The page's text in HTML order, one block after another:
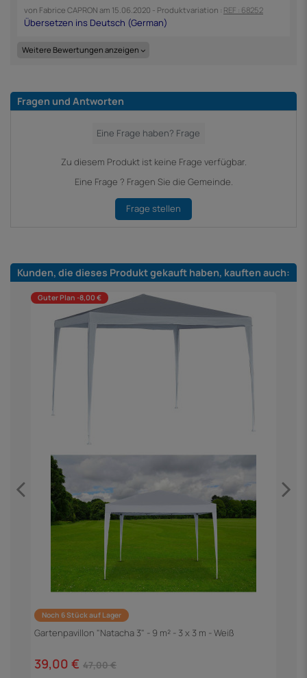
von Fabrice CAPRON am 15.06.2020 - Produktvariation : REF : 68252
Weitere Bewertungen anzeigen
Fragen und Antworten
Zu diesem Produkt ist keine Frage verfügbar.
Eine Frage ? Fragen Sie die Gemeinde.
Frage stellen
Kunden, die dieses Produkt gekauft haben, kauften auch:
Guter Plan -8,00 €
Noch 6 Stück auf Lager
Gartenpavillon "Natacha 3" - 9 m² - 3 x 3 m - Weiß
39,00 € 47,00 €